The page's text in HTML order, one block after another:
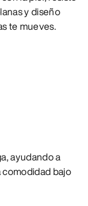
y diseño
te mueves.
ayudando a
comodidad bajo